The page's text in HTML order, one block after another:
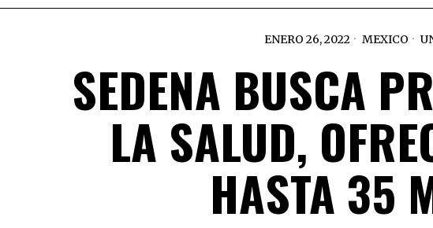
ENERO 26, 2022 MEXICO
SEDENA BUSCA
LA SALUD,
HASTA 35